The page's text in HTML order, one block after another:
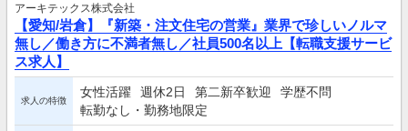
アーキテックス株式会社
【愛知/岩倉】『新築・注文住宅の営業』業界で珍しいノルマ
無し／働き方に不満者無し／社員500名以上【転職支援サービ
ス求人】
求人の特徴
女性活躍 週休2日 第二新卒歓迎
学歴不問
転勤なし・勤務地限定